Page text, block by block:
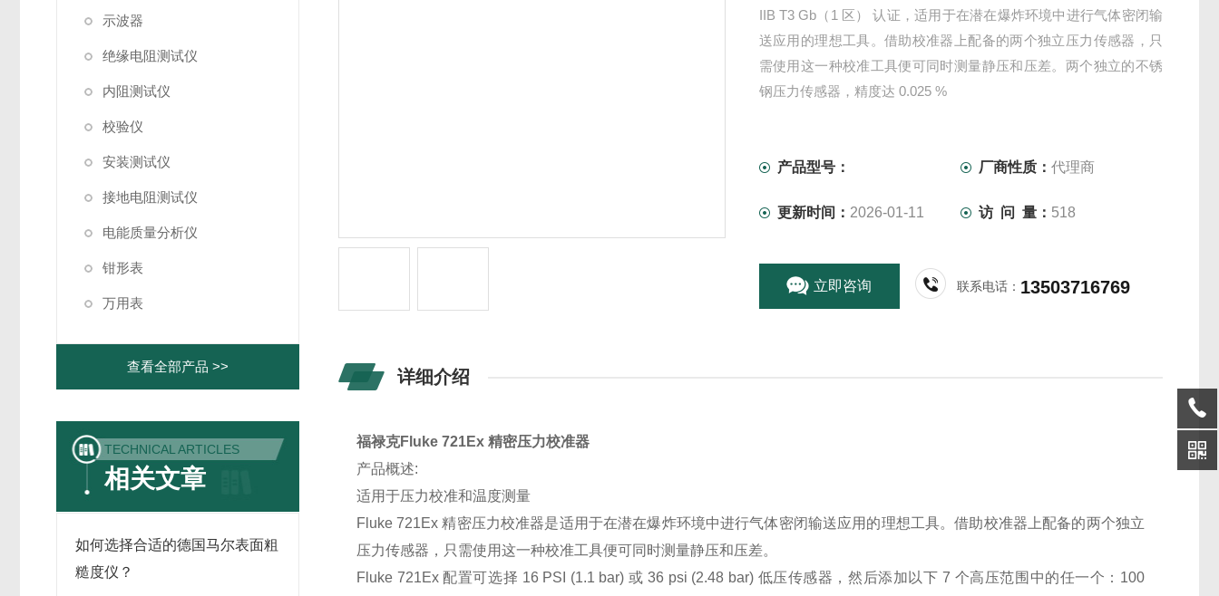
示波器
绝缘电阻测试仪
内阻测试仪
校验仪
安装测试仪
接地电阻测试仪
电能质量分析仪
钳形表
万用表
查看全部产品 >>
TECHNICAL ARTICLES
相关文章
如何选择合适的德国马尔表面粗
糙度仪？
IIB T3 Gb（1 区） 认证，适用于在潜在爆炸环境中进行气体密闭输
送应用的理想工具。借助校准器上配备的两个独立压力传感器，只
需使用这一种校准工具便可同时测量静压和压差。两个独立的不锈
钢压力传感器，精度达 0.025 %
产品型号： 厂商性质：代理商
更新时间： 2026-01-11 访 问 量： 518
立即咨询 联系电话： 13503716769
详细介绍
福禄克Fluke 721Ex 精密压力校准器
产品概述:
适用于压力校准和温度测量
Fluke 721Ex 精密压力校准器是适用于在潜在爆炸环境中进行气体密闭输送应用的理想工具。借助校准器上配备的两个独立
压力传感器，只需使用这一种校准工具便可同时测量静压和压差。
Fluke 721Ex 配置可选择 16 PSI (1.1 bar) 或 36 psi (2.48 bar) 低压传感器，然后添加以下 7 个高压范围中的任一个：100